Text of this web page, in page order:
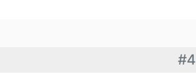
#4